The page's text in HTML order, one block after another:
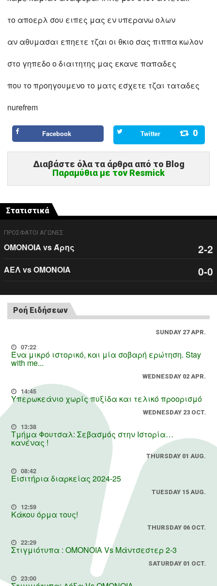
το αποερλ σου ειπες μας εν υπερανω ολων
αν αθυμασαι επηετε τζαι οι θκιο σας πιππα κωλον
στο γηπεδο ο διαιτητης μας εκανε παπαδες
που το προηγουμενο το ματς εσχετε τζαι ταταδες
nurefrem
Facebook Twitter 0
Διαβάστε όλα τα άρθρα από το Blog
Παραμύθια με τον Resmick
Στατιστικά
ΠΡΟΣΦΑΤΟΙ ΑΓΩΝΕΣ
ΟΜΟΝΟΙΑ vs Άρης 2-2
ΑΕΛ vs ΟΜΟΝΟΙΑ 0-0
Ροή Ειδήσεων
SUNDAY 27 APR.
07:22
Ένα μικρό ιστορικό, και μία σοβαρή ερώτηση. Stay
with me...
WEDNESDAY 02 APR.
14:45
Υπερωκεάνιο χωρίς πυξίδα και τελικό προορισμό
WEDNESDAY 23 OCT.
13:38
Τμήμα Φουτσαλ: Σεβασμός στην Ιστορία…
κανένας !
THURSDAY 01 AUG.
08:42
Εισιτήρια διαρκείας 2024-25
TUESDAY 15 AUG.
12:59
Κάκου όρμα τους!
THURSDAY 06 OCT.
22:29
Στιγμιότυπα : ΟΜΟΝΟΙΑ Vs Μάντσεστερ 2-3
SATURDAY 01 OCT.
23:00